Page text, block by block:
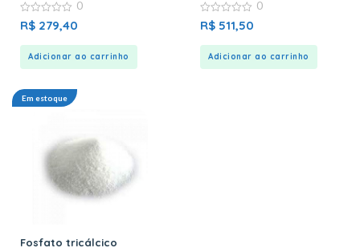
0
out
0
R$ 279,40
Adicionar ao carrinho
0
out
0
R$ 511,50
Adicionar ao carrinho
Em estoque
Fosfato tricálcico